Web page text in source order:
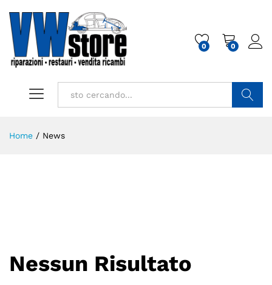
0 0
Home / News
Nessun Risultato